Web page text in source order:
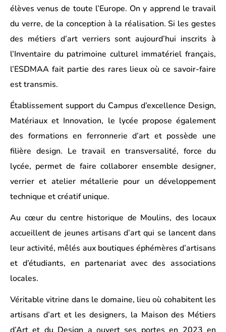
élèves venus de toute l’Europe. On y apprend le travail
du verre, de la conception à la réalisation. Si les gestes
des métiers d’art verriers sont aujourd’hui inscrits à
l’Inventaire du patrimoine culturel immatériel français,
l’ESDMAA fait partie des rares lieux où ce savoir-faire
est transmis.
Établissement support du Campus d’excellence Design,
Matériaux et Innovation, le lycée propose également
des formations en ferronnerie d’art et possède une
filière design. Le travail en transversalité, force du
lycée, permet de faire collaborer ensemble designer,
verrier et atelier métallerie pour un développement
technique et créatif unique.
Au cœur du centre historique de Moulins, des locaux
accueillent de jeunes artisans d’art qui se lancent dans
leur activité, mêlés aux boutiques éphémères d’artisans
et d’étudiants, en partenariat avec des associations
locales.
Véritable vitrine dans le domaine, lieu où cohabitent les
artisans d’art et les designers, la Maison des Métiers